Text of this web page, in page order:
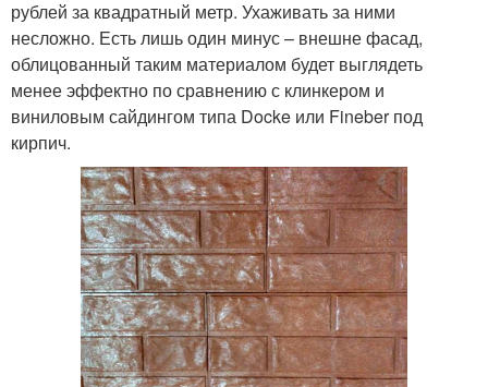
рублей за квадратный метр. Ухаживать за ними
несложно. Есть лишь один минус – внешне фасад,
облицованный таким материалом будет выглядеть
менее эффектно по сравнению с клинкером и
виниловым сайдингом типа Docke или Fineber под
кирпич.